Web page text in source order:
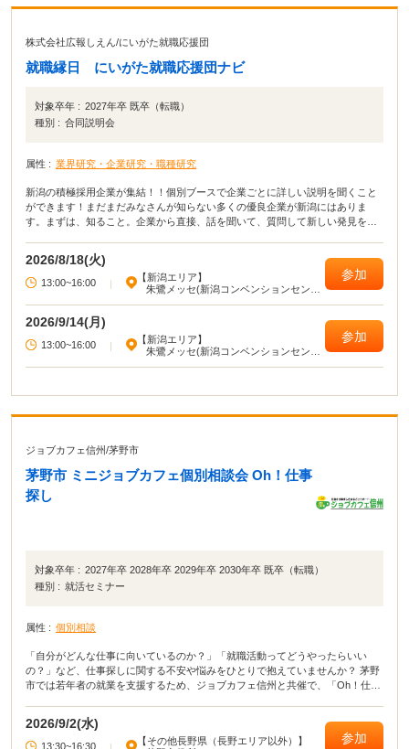
株式会社広報しえん/にいがた就職応援団
就職縁日 にいがた就職応援団ナビ
対象卒年 : 2027年卒 既卒（転職）
種別 : 合同説明会
属性 : 業界研究・企業研究・職種研究
新潟の積極採用企業が集結！！個別ブースで企業ごとに詳しい説明を聞くこと
ができます！まだまだみなさんが知らない多くの優良企業が新潟にはありま
す。まずは、知ること。企業から直接、話を聞いて、質問して新しい発見を積
2026/8/18(火)
13:00~16:00 |
【新潟エリア】
朱鷺メッセ(新潟コンベンションセンタ
参加
2026/9/14(月)
13:00~16:00 |
【新潟エリア】
朱鷺メッセ(新潟コンベンションセンタ
参加
ジョブカフェ信州/茅野市
茅野市 ミニジョブカフェ個別相談会 Oh！仕事
探し
対象卒年 : 2027年卒 2028年卒 2029年卒 2030年卒 既卒（転職）
種別 : 就活セミナー
属性 : 個別相談
「自分がどんな仕事に向いているのか？」「就職活動ってどうやったらいい
の？」など、仕事探しに関する不安や悩みをひとりで抱えていませんか？ 茅野
市では若年者の就業を支援するため、ジョブカフェ信州と共催で、「Oh！仕事
をサポートいたします。 相談は個室で行い秘密は厳守いたしますので安心して
ご相談ください。 相談日は月1回ありますので、1回で解決しなければまた次回
2026/9/2(水)
13:30~16:30
【その他長野県（長野エリア以外）】
参加